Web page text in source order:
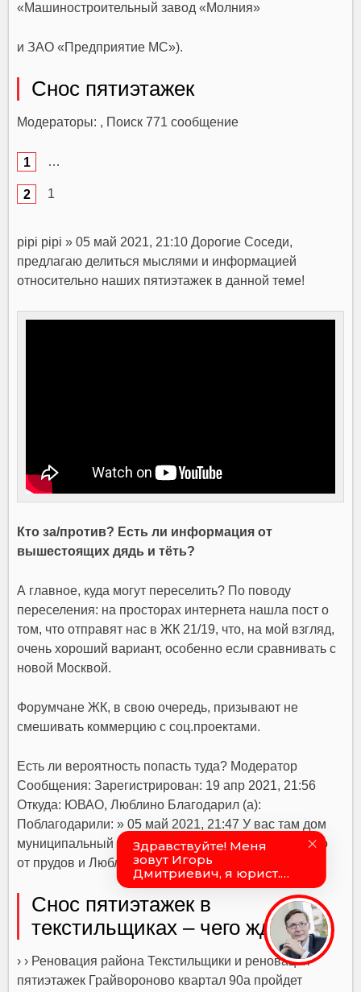
«Машиностроительный завод «Молния»
и ЗАО «Предприятие МС»).
Снос пятиэтажек
Модераторы: , Поиск 771 сообщение
…
1
pipi pipi » 05 май 2021, 21:10 Дорогие Соседи,
предлагаю делиться мыслями и информацией
относительно наших пятиэтажек в данной теме!
Кто за/против? Есть ли информация от
вышестоящих дядь и тёть?
А главное, куда могут переселить? По поводу
переселения: на просторах интернета нашла пост о
том, что отправят нас в ЖК 21/19, что, на мой взгляд,
очень хороший вариант, особенно если сравнивать с
новой Москвой.
Форумчане ЖК, в свою очередь, призывают не
смешивать коммерцию с соц.проектами.
Есть ли вероятность попасть туда? Модератор
Сообщения: Зарегистрирован: 19 апр 2021, 21:56
Откуда: ЮВАО, Люблино Благодарил (а):
Поблагодарили: » 05 май 2021, 21:47 У вас там дом
муниципальный в районе улицы Чистова, недалеко
от прудов и Люблинки, строится.
Снос пятиэтажек в
текстильщиках – чего ждать?
› › Реновация района Текстильщики и реновация
пятиэтажек Грайвороново квартал 90а пройдет